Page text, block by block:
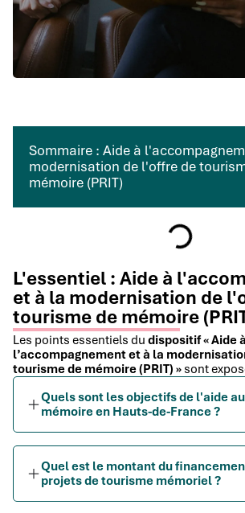
Sommaire : Aide à
modernisation de l'offre de
mémoire (PRIT)
L'essentiel : Aide à
et à la modernisation de
tourisme de mémoire
Les points essentiels du dispositif « Aide à
l’accompagnement et à la
tourisme de mémoire (PRIT) » sont
Quels sont les objectifs de l'aide
mémoire en Hauts-de-France ?
Quel est le montant du
projets de tourisme mémoriel ?